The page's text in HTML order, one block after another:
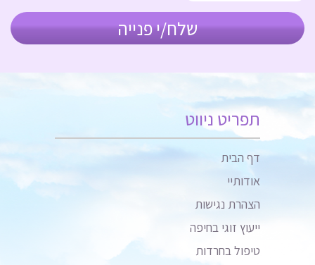
תפריט ניווט
דף הבית
אודותיי
הצהרת נגישות
ייעוץ זוגי בחיפה
טיפול בחרדות